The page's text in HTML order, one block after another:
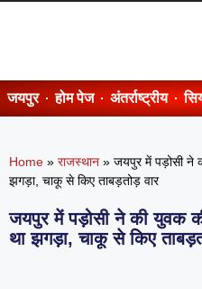
जयपुर होम पेज अंतर्राष्ट्रीय
Home » राजस्थान » जयपुर में पड़ोसी ने
झगड़ा, चाकू से किए ताबड़तोड़ वार
जयपुर में पड़ोसी ने की युवक
था झगड़ा, चाकू से किए